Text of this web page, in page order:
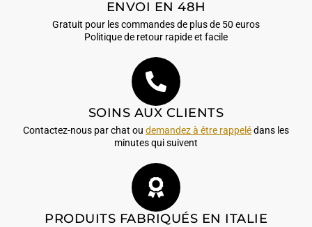
ENVOI EN 48H
Gratuit pour les commandes de plus de 50 euros
Politique de retour rapide et facile
SOINS AUX CLIENTS
Contactez-nous par chat ou demandez à être rappelédans les
minutes qui suivent
PRODUITS FABRIQUÉS EN ITALIE